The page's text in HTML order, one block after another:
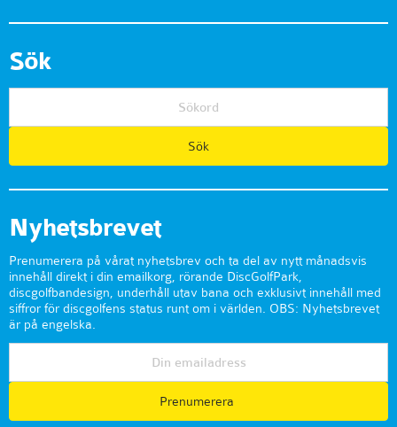
Sök
Nyhetsbrevet
Prenumerera på vårat nyhetsbrev och ta del av nytt månadsvis
innehåll direkt i din emailkorg, rörande DiscGolfPark,
discgolfbandesign, underhåll utav bana och exklusivt innehåll med
siffror för discgolfens status runt om i världen. OBS: Nyhetsbrevet
är på engelska.
Prenumerera